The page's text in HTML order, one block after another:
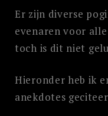
Er zijn diverse
evenaren voor
toch is dit niet
Hieronder heb ik
anekdotes